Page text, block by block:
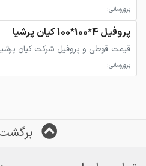
بروزرسانی:
پروفیل 4*100*100 کیان پرشیا
قیمت قوطی و پروفیل شرکت کیان
بروزرسانی:
برگشت